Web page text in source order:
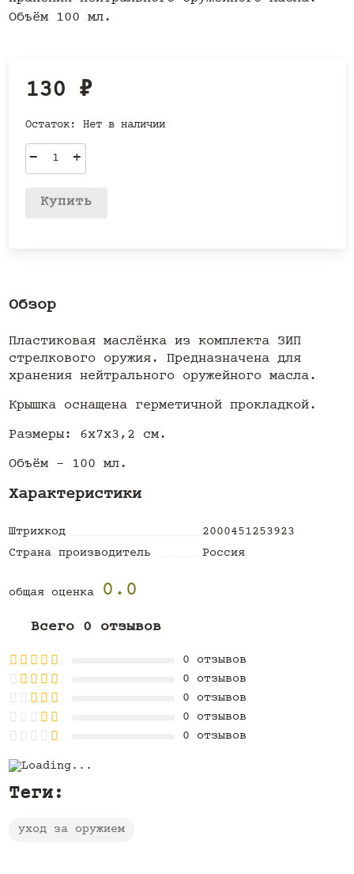
Объём 100 мл.
130 ₽
Остаток: Нет в наличии
– +
Купить
Обзор
Пластиковая маслёнка из комплекта ЗИП
стрелкового оружия. Предназначена для
хранения нейтрального оружейного масла.
Крышка оснащена герметичной прокладкой.
Размеры: 6x7x3,2 см.
Объём - 100 мл.
Характеристики
Штрихкод
2000451253923
Страна производитель
Россия
0.0
общая оценка
Всего 0 отзывов
0 отзывов
0 отзывов
0 отзывов
0 отзывов
0 отзывов
Теги:
уход за оружием